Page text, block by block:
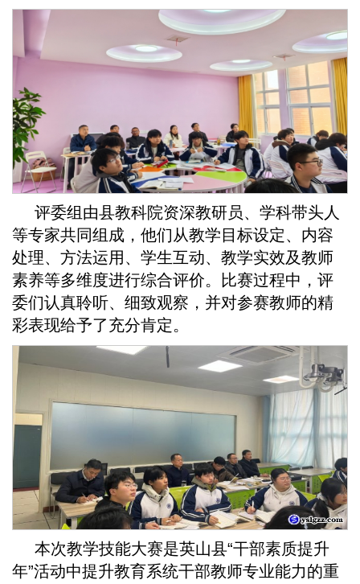
评委组由县教科院资深教研员、学科带头人
等专家共同组成，他们从教学目标设定、内容
处理、方法运用、学生互动、教学实效及教师
素养等多维度进行综合评价。比赛过程中，评
委们认真聆听、细致观察，并对参赛教师的精
彩表现给予了充分肯定。
本次教学技能大赛是英山县“干部素质提升
年”活动中提升教育系统干部教师专业能力的重